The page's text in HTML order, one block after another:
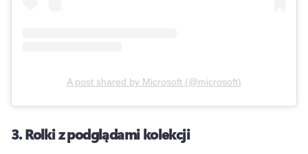
A post shared by Microsoft (@microsoft)
3.Rolki z podglądami kolekcji